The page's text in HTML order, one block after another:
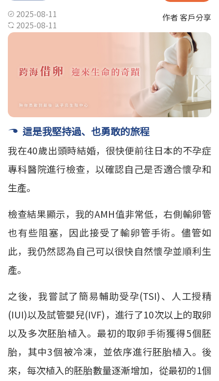
2025-08-11
2025-08-11
作者 客戶分享
這是我堅持過、也勇敢的旅程
我在40歲出頭時結婚，很快便前往日本的不孕症
專科醫院進行檢查，以確認自己是否適合懷孕和
生產。
檢查結果顯示，我的AMH值非常低，右側輸卵管
也有些阻塞，因此接受了輸卵管手術。儘管如
此，我仍然認為自己可以很快自然懷孕並順利生
產。
之後，我嘗試了簡易輔助受孕(TSI)、人工授精
(IUI)以及試管嬰兒(IVF)，進行了10次以上的取卵
以及多次胚胎植入。最初的取卵手術獲得5個胚
胎，其中3個被冷凍，並依序進行胚胎植入。後
來，每次植入的胚胎數量逐漸增加，從最初的1個